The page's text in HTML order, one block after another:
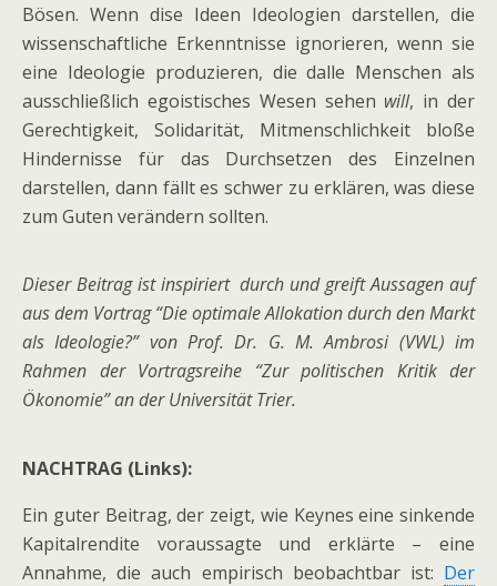
Bösen. Wenn dise Ideen Ideologien darstellen, die
wissenschaftliche Erkenntnisse ignorieren, wenn sie
eine Ideologie produzieren, die dalle Menschen als
ausschließlich egoistisches Wesen sehen will, in der
Gerechtigkeit, Solidarität, Mitmenschlichkeit bloße
Hindernisse für das Durchsetzen des Einzelnen
darstellen, dann fällt es schwer zu erklären, was diese
zum Guten verändern sollten.
Dieser Beitrag ist inspiriert durch und greift Aussagen auf
aus dem Vortrag “Die optimale Allokation durch den Markt
als Ideologie?” von Prof. Dr. G. M. Ambrosi (VWL) im
Rahmen der Vortragsreihe “Zur politischen Kritik der
Ökonomie” an der Universität Trier.
NACHTRAG (Links):
Ein guter Beitrag, der zeigt, wie Keynes eine sinkende
Kapitalrendite voraussagte und erklärte – eine
Annahme, die auch empirisch beobachtbar ist: Der